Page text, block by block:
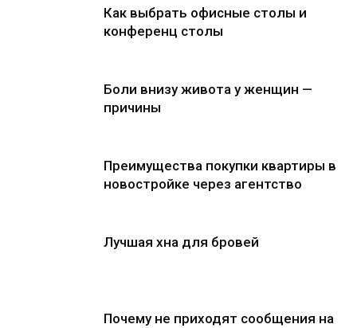
Как выбрать офисные столы и
конференц столы
Боли внизу живота у женщин —
причины
Преимущества покупки квартиры в
новостройке через агентство
Лучшая хна для бровей
Почему не приходят сообщения на